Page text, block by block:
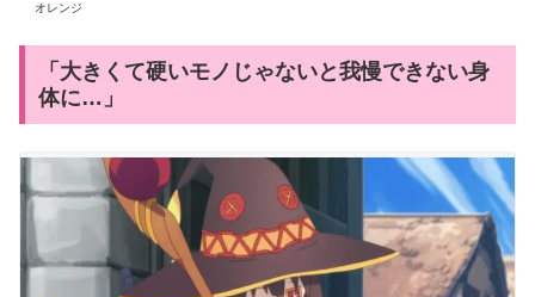
オレンジ
「大きくて硬いモノじゃないと我慢できない身
体に…」